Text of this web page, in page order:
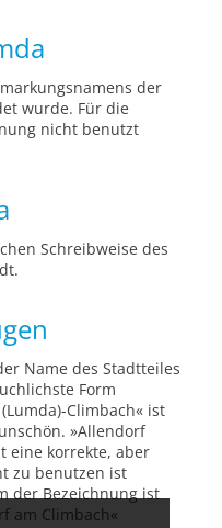
der
wurde. Für die
nicht benutzt
Schreibweise des
Name des Stadtteiles
Form
Climbach« ist
»Allendorf
eine korrekte, aber
zu benutzen ist
der Bezeichnung ist
am Climbach«